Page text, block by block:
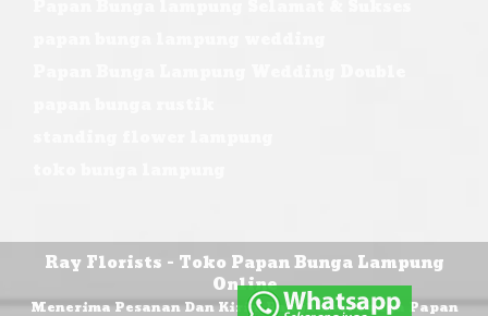
Ray Florists - Toko Papan Bunga Lampung
Online
Menerima Pesanan Dan Kirim Rangkaian Bunga Papan